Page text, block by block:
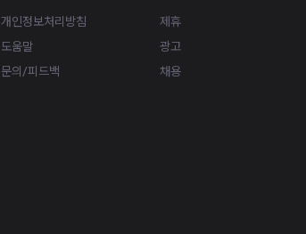
개인정보처리방침
도움말
문의/피드백
제휴
광고
채용